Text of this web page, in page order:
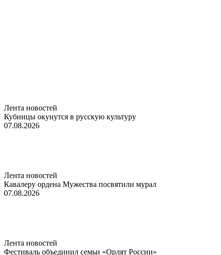
Лента новостей
Кубинцы окунутся в русскую культуру
07.08.2026
Лента новостей
Кавалеру ордена Мужества посвятили мурал
07.08.2026
Лента новостей
Фестиваль объединил семьи «Орлят России»